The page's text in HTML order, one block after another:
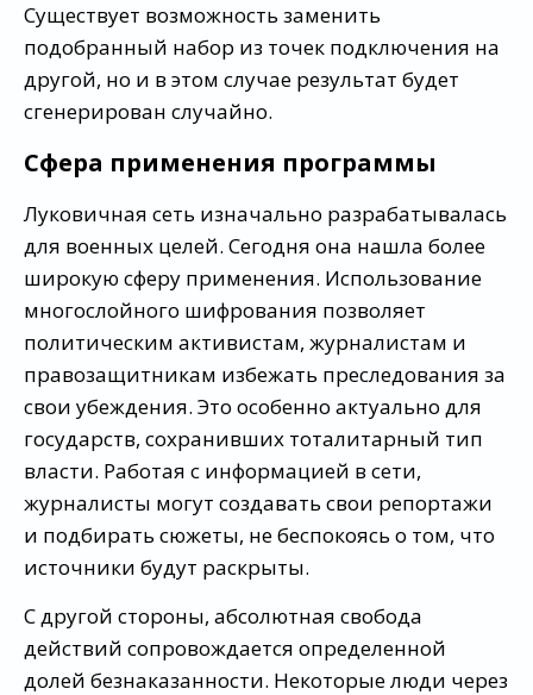
Существует возможность заменить
подобранный набор из точек подключения на
другой, но и в этом случае результат будет
сгенерирован случайно.
Сфера применения программы
Луковичная сеть изначально разрабатывалась
для военных целей. Сегодня она нашла более
широкую сферу применения. Использование
многослойного шифрования позволяет
политическим активистам, журналистам и
правозащитникам избежать преследования за
свои убеждения. Это особенно актуально для
государств, сохранивших тоталитарный тип
власти. Работая с информацией в сети,
журналисты могут создавать свои репортажи
и подбирать сюжеты, не беспокоясь о том, что
источники будут раскрыты.
С другой стороны, абсолютная свобода
действий сопровождается определенной
долей безнаказанности. Некоторые люди через